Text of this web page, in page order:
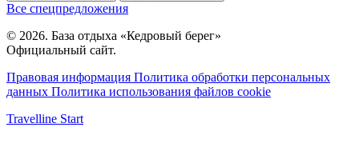
Все спецпредложения
© 2026. База отдыха «Кедровый берег»
Официальный сайт.
Правовая информация Политика обработки персональных
данных Политика использования файлов cookie
Travelline Start